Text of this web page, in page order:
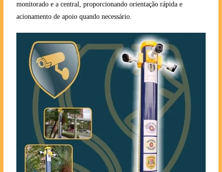
monitorado e a central, proporcionando orientação rápida e
acionamento de apoio quando necessário.